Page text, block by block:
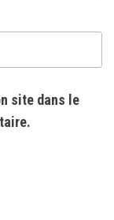
site dans le